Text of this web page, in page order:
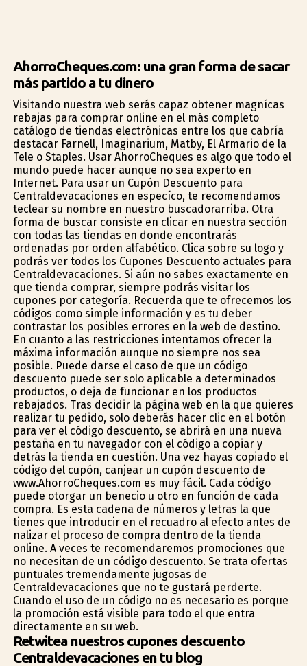
AhorroCheques.com: una gran forma de sacar
más partido a tu dinero
Visitando nuestra web serás capaz obtener magníficas
rebajas para comprar online en el más completo
catálogo de tiendas electrónicas entre los que cabría
destacar Farnell, Imaginarium, Matby, El Armario de la
Tele o Staples. Usar AhorroCheques es algo que todo el
mundo puede hacer aunque no sea experto en
Internet. Para usar un Cupón Descuento para
Centraldevacaciones en específico, te recomendamos
teclear su nombre en nuestro buscadorarriba. Otra
forma de buscar consiste en clicar en nuestra sección
con todas las tiendas en donde encontrarás
ordenadas por orden alfabético. Clica sobre su logo y
podrás ver todos los Cupones Descuento actuales para
Centraldevacaciones. Si aún no sabes exactamente en
que tienda comprar, siempre podrás visitar los
cupones por categoría. Recuerda que te ofrecemos los
códigos como simple información y es tu deber
contrastar los posibles errores en la web de destino.
En cuanto a las restricciones intentamos ofrecer la
máxima información aunque no siempre nos sea
posible. Puede darse el caso de que un código
descuento puede ser solo aplicable a determinados
productos, o deja de funcionar en los productos
rebajados. Tras decidir la página web en la que quieres
realizar tu pedido, solo deberás hacer clic en el botón
para ver el código descuento, se abrirá en una nueva
pestaña en tu navegador con el código a copiar y
detrás la tienda en cuestión. Una vez hayas copiado el
código del cupón, canjear un cupón descuento de
www.AhorroCheques.com es muy fácil. Cada código
puede otorgar un beneficio u otro en función de cada
compra. Es esta cadena de números y letras la que
tienes que introducir en el recuadro al efecto antes de
finalizar el proceso de compra dentro de la tienda
online. A veces te recomendaremos promociones que
no necesitan de un código descuento. Se trata ofertas
puntuales tremendamente jugosas de
Centraldevacaciones que no te gustará perderte.
Cuando el uso de un código no es necesario es porque
la promoción está visible para todo el que entra
directamente en su web.
Retwitea nuestros cupones descuento
Centraldevacaciones en tu blog